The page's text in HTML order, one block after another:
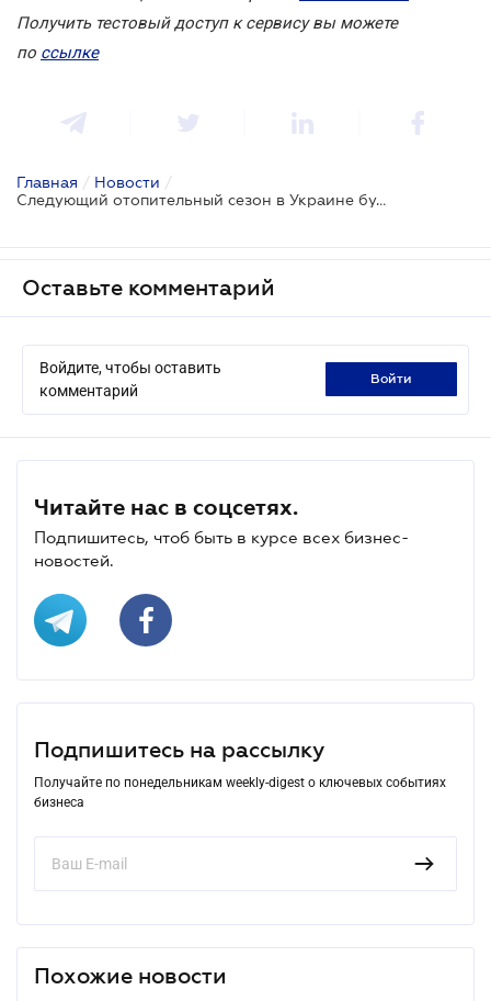
Получить тестовый доступ к сервису вы можете
по ссылке
Главная / Новости /
Следующий отопительный сезон в Украине будет дешевле
Оставьте комментарий
Войдите, чтобы оставить
комментарий
войти
Читайте нас в соцсетях.
Подпишитесь, чтоб быть в курсе всех бизнес-
новостей.
Подпишитесь на рассылку
Получайте по понедельникам weekly-digest о ключевых событиях
бизнеса
Похожие новости